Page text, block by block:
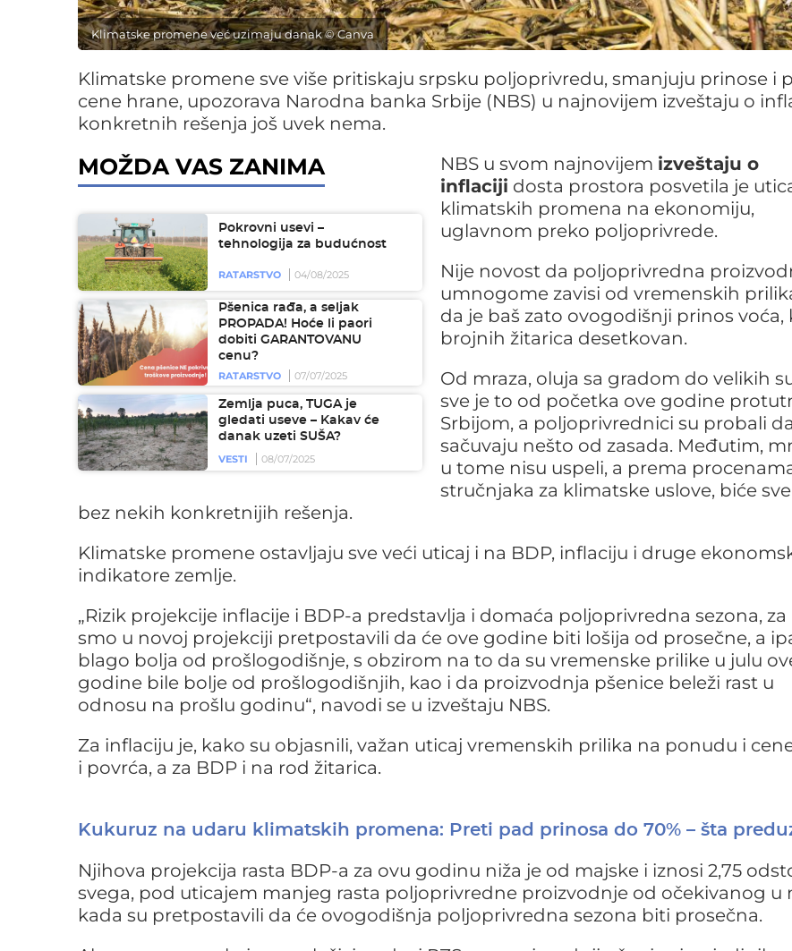
Klimatske promene već uzimaju danak © Canva
Klimatske promene sve više pritiskaju srpsku poljoprivredu, smanjuju prinose i
cene hrane, upozorava Narodna banka Srbije (NBS) u najnovijem izveštaju o
konkretnih rešenja još uvek nema.
MOŽDA VAS ZANIMA
Pokrovni usevi –
tehnologija za budućnost
RATARSTVO 04/08/2025
Pšenica rađa, a seljak
PROPADA! Hoće li paori
dobiti GARANTOVANU
cenu?
RATARSTVO
07/07/2025
Zemlja puca, TUGA je
gledati useve – Kakav će
danak uzeti SUŠA?
VESTI
08/07/2025
NBS u svom najnovijem izveštaju o
inflaciji dosta prostora posvetila je
klimatskih promena na ekonomiju,
uglavnom preko poljoprivrede.
Nije novost da poljoprivredna
umnogome zavisi od vremenskih
da je baš zato ovogodišnji prinos voća,
brojnih žitarica desetkovan.
Od mraza, oluja sa gradom do velikih
sve je to od početka ove godine
Srbijom, a poljoprivrednici su probali da
sačuvaju nešto od zasada. Međutim,
u tome nisu uspeli, a prema
stručnjaka za klimatske uslove, biće
bez nekih konkretnijih rešenja.
Klimatske promene ostavljaju sve veći uticaj i na BDP, inflaciju i druge
indikatore zemlje.
„Rizik projekcije inflacije i BDP-a predstavlja i domaća poljoprivredna sezona, za
smo u novoj projekciji pretpostavili da će ove godine biti lošija od prosečne, a
blago bolja od prošlogodišnje, s obzirom na to da su vremenske prilike u julu
godine bile bolje od prošlogodišnjih, kao i da proizvodnja pšenice beleži rast u
odnosu na prošlu godinu“, navodi se u izveštaju NBS.
Za inflaciju je, kako su objasnili, važan uticaj vremenskih prilika na ponudu i
i povrća, a za BDP i na rod žitarica.
Kukuruz na udaru klimatskih promena: Preti pad prinosa do 70% – šta
Njihova projekcija rasta BDP-a za ovu godinu niža je od majske i iznosi 2,75
svega, pod uticajem manjeg rasta poljoprivredne proizvodnje od očekivanog u
kada su pretpostavili da će ovogodišnja poljoprivredna sezona biti prosečna.